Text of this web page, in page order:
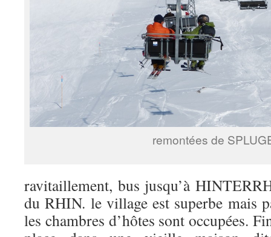
remontées de
ravitaillement, bus jusqu’à
du RHIN. le village est superbe mais
les chambres d’hôtes sont occupées.